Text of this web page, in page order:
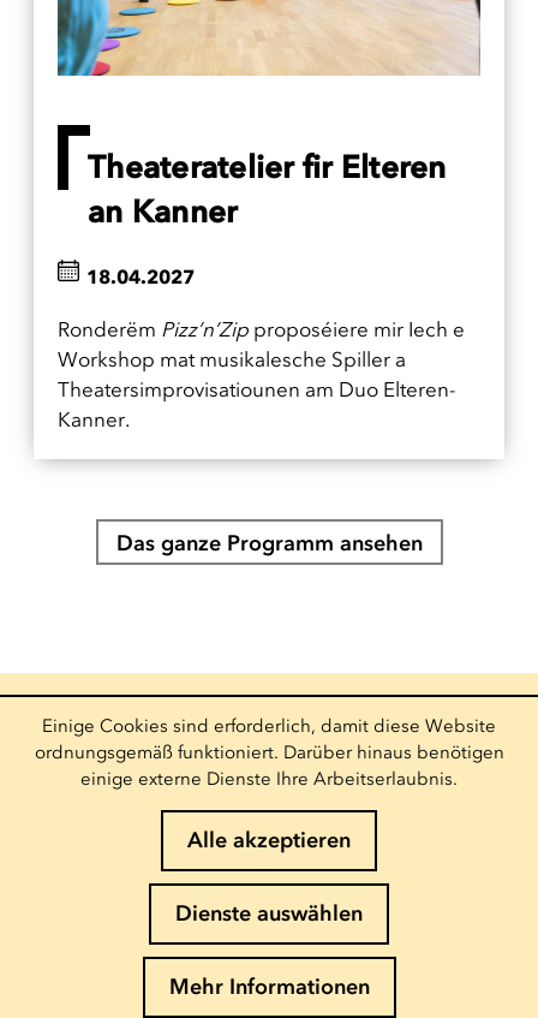
Theateratelier fir Elteren
an Kanner
Ronderëm Pizz’n’Zip proposéiere mir Iech e
Workshop mat musikalesche Spiller a
Theatersimprovisatiounen am Duo Elteren-
Kanner.
18.04.2027
Das ganze Programm ansehen
Info und Buchung
(+352) 27 54 - 5010 ou - 5020
Email senden
Folgen Sie uns
Newsletter abonnieren
E-Mail eingeben
Einige Cookies sind erforderlich, damit diese Website
ordnungsgemäß funktioniert. Darüber hinaus benötigen
einige externe Dienste Ihre Arbeitserlaubnis.
Alle akzeptieren
Dienste auswählen
Mehr Informationen